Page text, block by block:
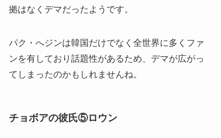
拠はなくデマだったようです。
パク・へジンは韓国だけでなく全世界に多くファ
ンを有しており話題性があるため、デマが広がっ
てしまったのかもしれませんね。
チョボアの彼氏⑤ロウン